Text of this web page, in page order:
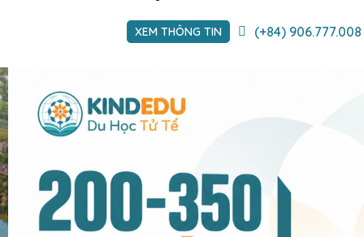
XEM THÔNG TIN (+84) 906.777.008